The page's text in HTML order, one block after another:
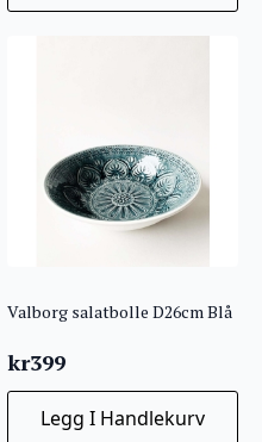
Valborg salatbolle D26cm Blå
kr399
Legg I Handlekurv